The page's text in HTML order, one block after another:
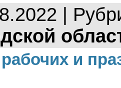
|
и